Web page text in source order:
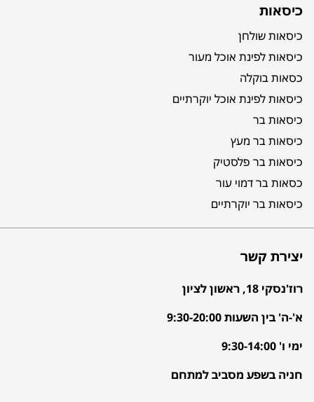
כיסאות
כיסאות שולחן
כיסאות לפינת אוכל מעור
כסאות בוקלה
כיסאות לפינת אוכל יוקרתיים
כיסאות בר
כיסאות בר מעץ
כיסאות בר פלסטיק
כסאות בר דמוי עור
כיסאות בר יוקרתיים
יצירת קשר
רוז'נסקי 18, ראשון לציון
א'-ה' בין השעות 9:30-20:00
ימי ו' 9:30-14:00
חניה בשפע מסביב למתחם